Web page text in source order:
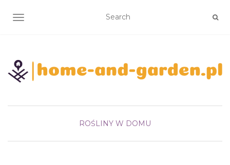
TOGGLE NAVIGATION
ROŚLINY W DOMU